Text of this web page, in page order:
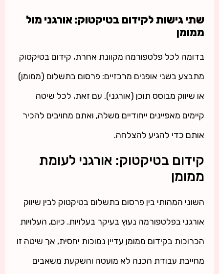
שתי גישות לקידום בטיקטוק: אורגני מול
ממומן
בדומה לכל פלטפורמה מקוונת אחרת, קידום בטיקטוק
מתבצע בשני אופנים מרכזיים: פרסום בתשלום (ממומן)
או שיווק מבוסס תוכן (אורגני). עם זאת, לכל שיטה
קיימים מאפיינים ייחודיים משלה, ואתם מחויבים להכיר
אותם כדי להגיע להצלחה.
קידום בטיקטוק: אורגני לעומת
ממומן
השוני המהותי בין פרסום בתשלום בטיקטוק לבין שיווק
אורגני בפלטפורמה נעוץ בעיקר בעלויות. כיום, העלויות
הכרוכות בקידום ממומן עדיין נמוכות יחסית, אך שיטה זו
מחייבת עבודת הכנה לא מועטה והשקעת משאבים